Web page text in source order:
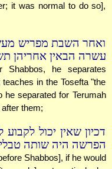
it was normal to do so],
ואחר השבת מפריש
עשרה הבאין אחריהן
Shabbos, he separates
in the Tosefta "the
separated for Terumah
them;
דכיון שאין יכול
הפרשה היה שותה
Shabbos], if he would